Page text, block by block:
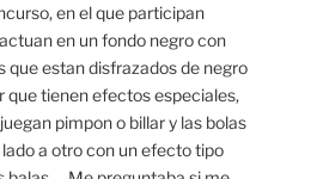
en el que participan
en un fondo negro con
que estan disfrazados de negro
que tienen efectos especiales,
pimpon o billar y las bolas
lado a otro con un efecto tipo